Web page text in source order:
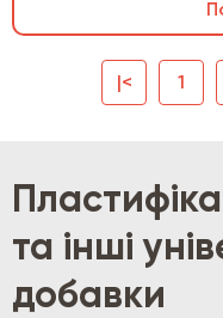
|< 1
та інші
добавки